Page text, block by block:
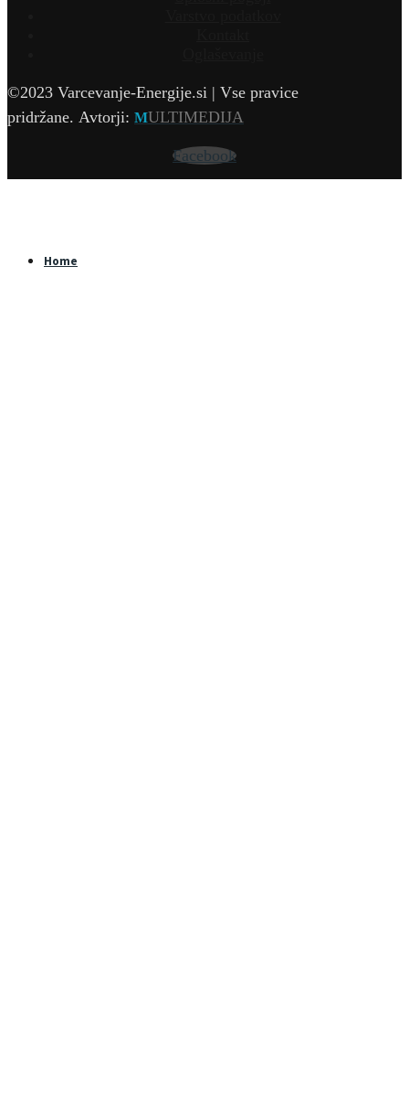
©2023 Varcevanje-Energije.si | Vse pravice
pridržane. Avtorji: MULTIMEDIJA
Facebook
Home